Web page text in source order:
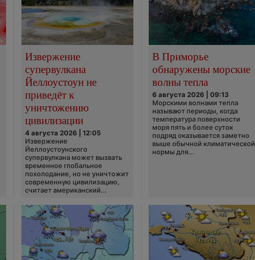
Извержение
супервулкана
Йеллоустоун не
приведёт к
уничтожению
цивилизации
4 августа 2026 | 12:05
Извержение
Йеллоустоунского
супервулкана может вызвать
временное глобальное
похолодание, но не уничтожит
современную цивилизацию,
считает американский...
В Приморье
обнаружены морские
волны тепла
6 августа 2026 | 09:13
Морскими волнами тепла
называют периоды, когда
температура поверхности
моря пять и более суток
подряд оказывается заметно
выше обычной климатической
нормы для...